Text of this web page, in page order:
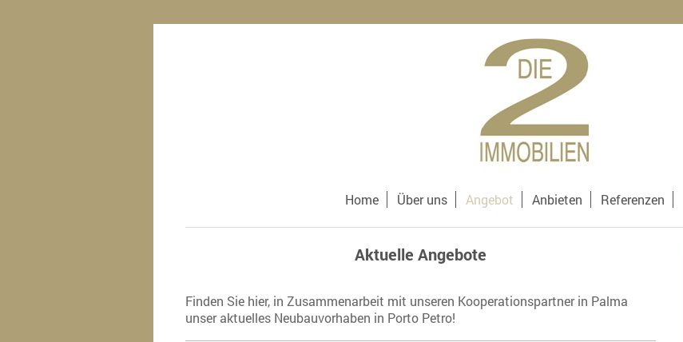
Home Über uns Angebot Anbieten Referenzen
Aktuelle Angebote
Finden Sie hier, in Zusammenarbeit mit unseren Kooperationspartner in Palma
unser aktuelles Neubauvorhaben in Porto Petro!